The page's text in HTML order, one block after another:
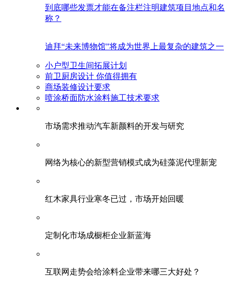
到底哪些发票才能在备注栏注明建筑项目地点和名
称？
迪拜“未来博物馆”将成为世界上最复杂的建筑之一
小户型卫生间拓展计划
前卫厨房设计 你值得拥有
商场装修设计要求
喷涂桥面防水涂料施工技术要求
市场需求推动汽车新颜料的开发与研究
网络为核心的新型营销模式成为硅藻泥代理新宠
红木家具行业寒冬已过，市场开始回暖
定制化市场成橱柜企业新蓝海
互联网走势会给涂料企业带来哪三大好处？